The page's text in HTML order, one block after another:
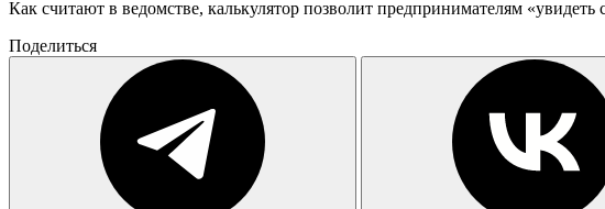
Как считают в ведомстве, калькулятор позволит предпринимателям
Поделиться